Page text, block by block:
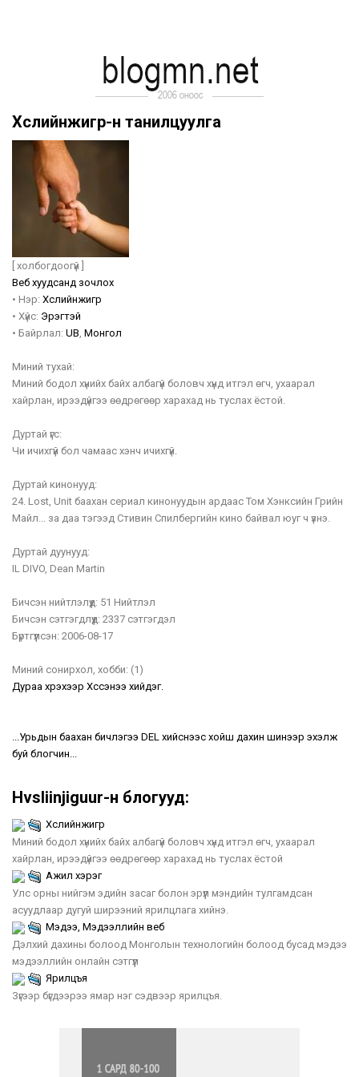
Хүслийнжигүүр-н танилцуулга
[ холбогдоогүй ]
Веб хуудсанд зочлох
• Нэр: Хүслийнжигүүр
• Хүйс: Эрэгтэй
• Байрлал: UB, Монгол
Миний тухай:
Миний бодол хүнийх байх албагүй боловч хүнд итгэл өгч, ухаарал
хайрлан, ирээдүйгээ өөдрөгөөр харахад нь туслах ёстой.
Дуртай үгс:
Чи ичихгүй бол чамаас хэнч ичихгүй.
Дуртай кинонууд:
24. Lost, Unit баахан сериал кинонуудын ардаас Том Хэнксийн Грийн
Майл... за даа тэгээд Стивин Спилбергийн кино байвал юуг ч үзнэ.
Дуртай дуунууд:
IL DIVO, Dean Martin
Бичсэн нийтлэлүүд: 51 Нийтлэл
Бичсэн сэтгэгдлүүд: 2337 сэтгэгдэл
Бүртгүүлсэн: 2006-08-17
Миний сонирхол, хобби: (1)
Дураа хүрэхээр Хүссэнээ хийдэг.
...Урьдын баахан бичлэгээ DEL хийснээс хойш дахин шинээр эхэлж
буй блогчин...
Hvsliinjiguur-н блогууд:
Хүслийнжигүүр
Миний бодол хүнийх байх албагүй боловч хүнд итгэл өгч, ухаарал
хайрлан, ирээдүйгээ өөдрөгөөр харахад нь туслах ёстой
Ажил хэрэг
Улс орны нийгэм эдийн засаг болон эрүүл мэндийн тулгамдсан
асуудлаар дугуй ширээний ярилцлага хийнэ.
Мэдээ, Мэдээллийн веб
Дэлхий дахины болоод Монголын технологийн болоод бусад мэдээ
мэдээллийн онлайн сэтгүүл
Ярилцъя
Зүгээр бүгдээрээ ямар нэг сэдвээр ярилцъя.